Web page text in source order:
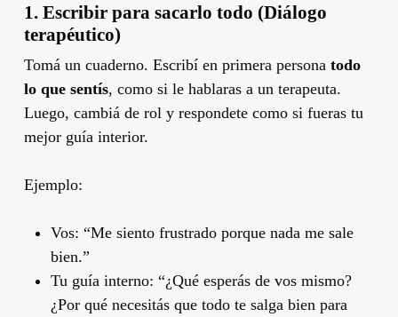
1. Escribir para sacarlo todo (Diálogo
terapéutico)
Tomá un cuaderno. Escribí en primera persona todo
lo que sentís, como si le hablaras a un terapeuta.
Luego, cambiá de rol y respondete como si fueras tu
mejor guía interior.
Ejemplo:
Vos: “Me siento frustrado porque nada me sale
bien.”
Tu guía interno: “¿Qué esperás de vos mismo?
¿Por qué necesitás que todo te salga bien para